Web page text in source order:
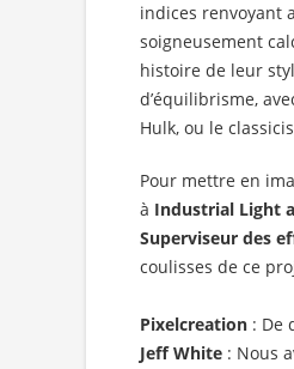
indices renvoyant
soigneusement
histoire de leur
d’équilibrisme,
Hulk, ou le
Pour mettre en
à Industrial Light
Superviseur des
coulisses de ce
Pixelcreation : De
Jeff White : Nous